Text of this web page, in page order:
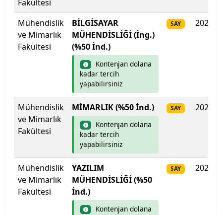
Biruni Üniversitesi
Bitlis Eren Üniversitesi
Boğaziçi Üniversitesi
Bolu Abant İzzet Baysal Üniversitesi
Burdur Mehmet Akif Ersoy Üniversitesi
Bursa Teknik Üniversitesi
Bursa Uludağ Üniversitesi
Çağ Üniversitesi
Çanakkale Onsekiz Mart Üniversitesi
Fakültesi
Mühendislik
ve Mimarlık
Fakültesi
BİLGİSAYAR
MÜHENDİSLİĞİ (İng.)
(%50 İnd.)
Kontenjan dolana
kadar tercih
yapabilirsiniz
SAY 2025
Mühendislik
ve Mimarlık
Fakültesi
MİMARLIK (%50 İnd.)
Kontenjan dolana
kadar tercih
yapabilirsiniz
SAY 2025
Mühendislik
ve Mimarlık
Fakültesi
YAZILIM
MÜHENDİSLİĞİ (%50
İnd.)
Kontenjan dolana
SAY 2025